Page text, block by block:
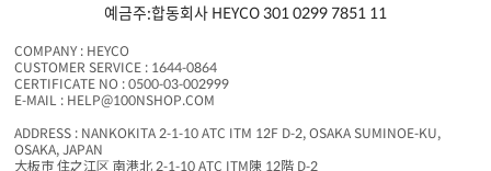
예금주:합동회사 HEYCO 301 0299 7851 11
COMPANY : HEYCO
CUSTOMER SERVICE : 1644-0864
CERTIFICATE NO : 0500-03-002999
E-MAIL : HELP@100NSHOP.COM
ADDRESS : NANKOKITA 2-1-10 ATC ITM 12F D-2, OSAKA SUMINOE-KU,
OSAKA, JAPAN
大板市 住之江区 南港北 2-1-10 ATC ITM陳 12階 D-2